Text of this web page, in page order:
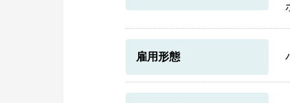
雇用形態